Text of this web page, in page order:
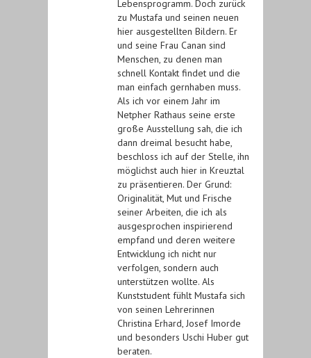
Lebensprogramm. Doch zurück
zu Mustafa und seinen neuen
hier ausgestellten Bildern. Er
und seine Frau Canan sind
Menschen, zu denen man
schnell Kontakt findet und die
man einfach gernhaben muss.
Als ich vor einem Jahr im
Netpher Rathaus seine erste
große Ausstellung sah, die ich
dann dreimal besucht habe,
beschloss ich auf der Stelle, ihn
möglichst auch hier in Kreuztal
zu präsentieren. Der Grund:
Originalität, Mut und Frische
seiner Arbeiten, die ich als
ausgesprochen inspirierend
empfand und deren weitere
Entwicklung ich nicht nur
verfolgen, sondern auch
unterstützen wollte. Als
Kunststudent fühlt Mustafa sich
von seinen Lehrerinnen
Christina Erhard, Josef Imorde
und besonders Uschi Huber gut
beraten.